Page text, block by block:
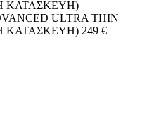
ULTRA THIN
ΚΑΤΑΣΚΕΥΗ) 249 €